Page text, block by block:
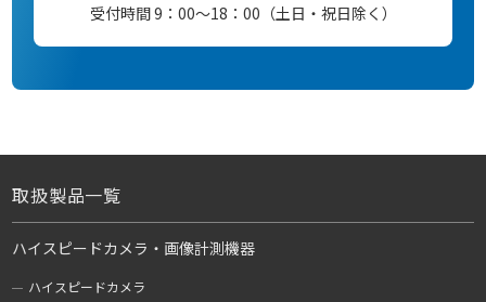
受付時間 9：00～18：00（土日・祝日除く）
取扱製品一覧
ハイスピードカメラ・画像計測機器
ハイスピードカメラ